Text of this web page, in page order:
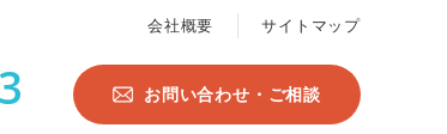
会社概要 サイトマップ
お問い合わせ・ご相談